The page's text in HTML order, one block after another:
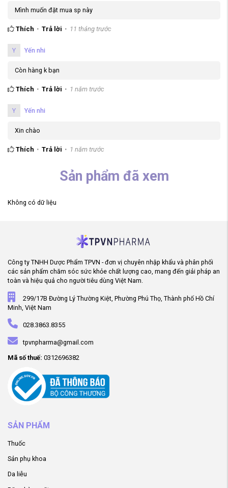
Mình muốn đặt mua sp này
Thích Trả lời 11 tháng trước
Y Yến nhi
Còn hàng k bạn
Thích Trả lời 1 năm trước
Y Yến nhi
Xin chào
Thích Trả lời 1 năm trước
Sản phẩm đã xem
Không có dữ liệu
Công ty TNHH Dược Phẩm TPVN - đơn vị chuyên nhập khẩu và phân phối
các sản phẩm chăm sóc sức khỏe chất lượng cao, mang đến giải pháp an
toàn và hiệu quả cho người tiêu dùng Việt Nam.
299/17B Đường Lý Thường Kiệt, Phường Phú Thọ, Thành phố Hồ Chí
Minh, Việt Nam
028.3863.8355
tpvnpharma@gmail.com
Mã số thuế: 0312696382
SẢN PHẨM
Thuốc
Sản phụ khoa
Da liễu